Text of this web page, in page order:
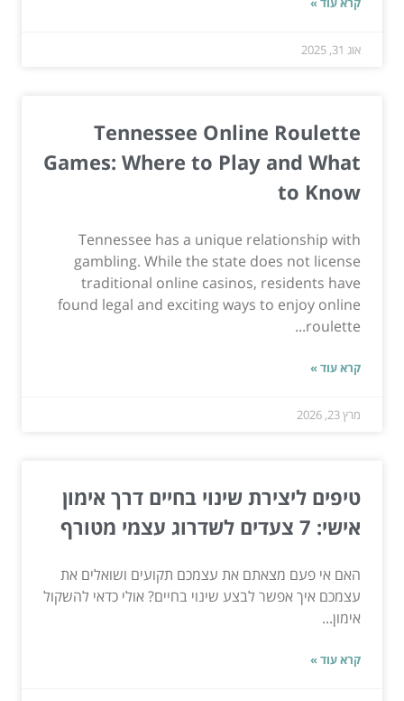
אוג 31, 2025
Tennessee Online Roulette
Games: Where to Play and What
to Know
Tennessee has a unique relationship with
gambling. While the state does not license
traditional online casinos, residents have
found legal and exciting ways to enjoy online
roulette...
קרא עוד »
מרץ 23, 2026
טיפים ליצירת שינוי בחיים דרך אימון
אישי: 7 צעדים לשדרוג עצמי מטורף
האם אי פעם מצאתם את עצמכם תקועים ושואלים את
עצמכם איך אפשר לבצע שינוי בחיים? אולי כדאי להשקול
אימון...
קרא עוד »